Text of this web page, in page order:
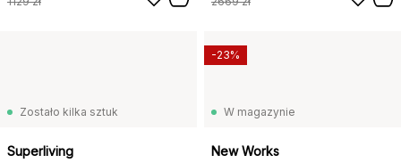
Zostało kilka sztuk
Superliving
W magazynie
New Works
-23%